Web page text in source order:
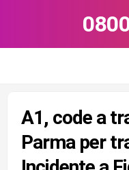
A1, code a
Parma per